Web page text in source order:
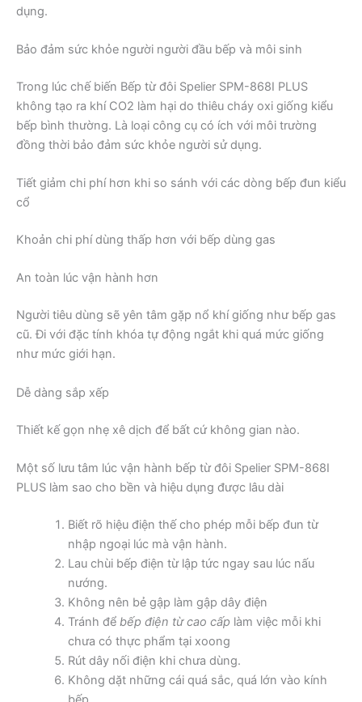
dụng.
Bảo đảm sức khỏe người người đầu bếp và môi sinh
Trong lúc chế biến Bếp từ đôi Spelier SPM-868I PLUS
không tạo ra khí CO2 làm hại do thiêu cháy oxi giống kiểu
bếp bình thường. Là loại công cụ có ích với môi trường
đồng thời bảo đảm sức khỏe người sử dụng.
Tiết giảm chi phí hơn khi so sánh với các dòng bếp đun kiểu
cổ
Khoản chi phí dùng thấp hơn với bếp dùng gas
An toàn lúc vận hành hơn
Người tiêu dùng sẽ yên tâm gặp nổ khí giống như bếp gas
cũ. Đi với đặc tính khóa tự động ngắt khi quá mức giống
như mức giới hạn.
Dễ dàng sắp xếp
Thiết kế gọn nhẹ xê dịch để bất cứ không gian nào.
Một số lưu tâm lúc vận hành bếp từ đôi Spelier SPM-868I
PLUS làm sao cho bền và hiệu dụng được lâu dài
Biết rõ hiệu điện thế cho phép mỗi bếp đun từ
nhập ngoại lúc mà vận hành.
Lau chùi bếp điện từ lập tức ngay sau lúc nấu
nướng.
Không nên bẻ gập làm gập dây điện
Tránh để bếp điện từ cao cấp làm việc mỗi khi
chưa có thực phẩm tại xoong
Rút dây nối điện khi chưa dùng.
Không dặt những cái quá sắc, quá lớn vào kính